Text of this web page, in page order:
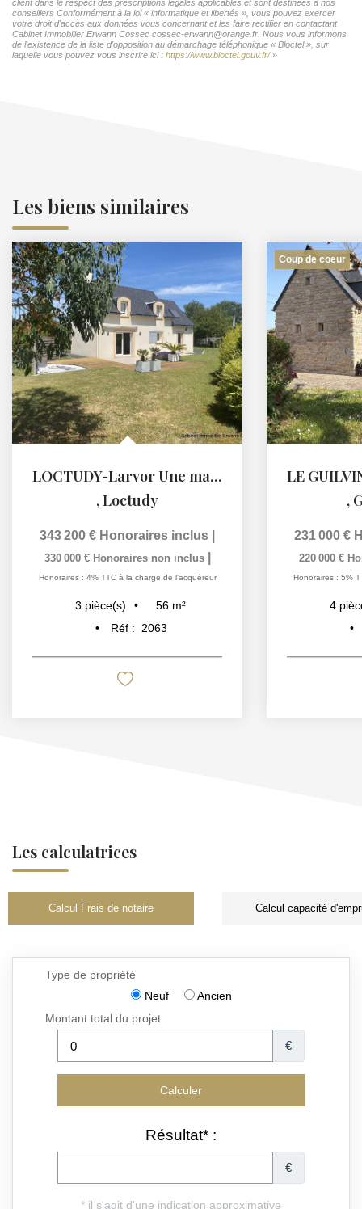
client dans le respect des prescriptions légales applicables et sont destinées à nos
conseillers Conformément à la loi « informatique et libertés », vous pouvez exercer
votre droit d'accès aux données vous concernant et les faire rectifier en contactant
Cabinet Immobilier Erwann Cossec cossec-erwann@orange.fr. Nous vous informons
de l'existence de la liste d'opposition au démarchage téléphonique « Bloctel », sur
laquelle vous pouvez vous inscrire ici : https://www.bloctel.gouv.fr/»
Les biens similaires
LOCTUDY-Larvor Une maison récente à deux pas des plages.
,Loctudy
343 200 € Honoraires inclus
330 000 € Honoraires non inclus
Honoraires : 4% TTC à la charge de l'acquéreur
3 pièce(s) 56 m²
Réf :
2063
Coup de coeur
,
231 000 €
220 000 €
Honoraires : 5%
4
Les calculatrices
Calcul Frais de notaire Calcul capacité